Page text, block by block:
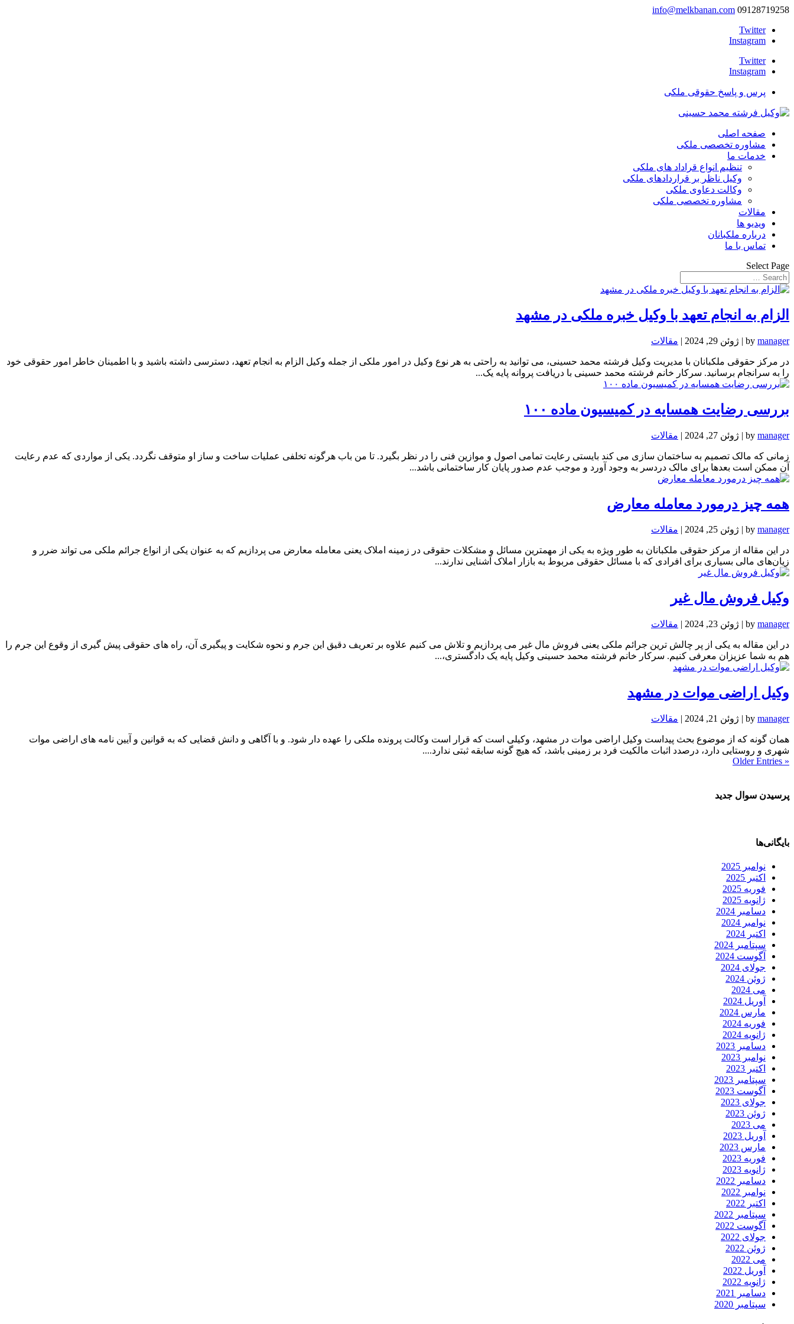
09128719258
info@melkbanan.com
Twitter
Instagram
Twitter
Instagram
پرس و پاسخ حقوقی ملکی
صفحه اصلی
مشاوره تخصصی ملکی
خدمات ما
تنظیم انواع قراداد های ملکی
وکیل ناظر بر قراردادهای ملکی
وکالت دعاوی ملکی
مشاوره تخصصی ملکی
مقالات
ویدیو ها
درباره ملکبانان
تماس با ما
Select Page
الزام به انجام تعهد با وکیل خبره ملکی در مشهد
by manager
| ژوئن 29, 2024 | مقالات
در مرکز حقوقی ملکبانان با مدیریت وکیل فرشته محمد حسینی، می توانید به راحتی به هر نوع وکیل در امور ملکی از جمله وکیل الزام به انجام تعهد، دسترسی داشته باشید و با اطمینان خاطر امور حقوقی خود
را به سرانجام برسانید. سرکار خانم فرشته محمد حسینی با دریافت پروانه پایه یک...
بررسی رضایت همسایه در کمیسیون ماده ۱۰۰
by manager
| ژوئن 27, 2024 | مقالات
زمانی که مالک تصمیم به ساختمان سازی می کند بایستی رعایت تمامی اصول و موازین فنی را در نظر بگیرد. تا من باب هرگونه تخلفی عملیات ساخت و ساز او متوقف نگردد. یکی از مواردی که عدم رعایت
آن ممکن است بعدها برای مالک دردسر به وجود آورد و موجب عدم صدور پایان کار ساختمانی باشد...
همه چیز درمورد معامله معارض
by manager
| ژوئن 25, 2024 | مقالات
در این مقاله از مرکز حقوقی ملکبانان به طور ویژه به یکی از مهمترین مسائل و مشکلات حقوقی در زمینه املاک یعنی معامله معارض می پردازیم که به عنوان یکی از انواع جرائم ملکی می تواند ضرر و
زیان‌های مالی بسیاری برای افرادی که با مسائل حقوقی مربوط به بازار املاک آشنایی ندارند...
وکیل فروش مال غیر
by manager
| ژوئن 23, 2024 | مقالات
در این مقاله به یکی از پر چالش ترین جرائم ملکی یعنی فروش مال غیر می پردازیم و تلاش می کنیم علاوه بر تعریف دقیق این جرم و نحوه شکایت و پیگیری آن، راه های حقوقی پیش گیری از وقوع این جرم را
هم به شما عزیزان معرفی کنیم. سرکار خانم فرشته محمد حسینی وکیل پایه یک دادگستری،...
وکیل اراضی موات در مشهد
by manager
| ژوئن 21, 2024 | مقالات
همان گونه که از موضوع بحث پیداست وکیل اراضی موات در مشهد، وکیلی است که قرار است وکالت پرونده ملکی را عهده دار شود. و با آگاهی و دانش قضایی که به قوانین و آیین نامه های اراضی موات
شهری و روستایی دارد، درصدد اثبات مالکیت فرد بر زمینی باشد، که هیچ گونه سابقه ثبتی ندارد....
« Older Entries
پرسیدن سوال جدید
بایگانی‌ها
نوامبر 2025
اکتبر 2025
فوریه 2025
ژانویه 2025
دسامبر 2024
نوامبر 2024
اکتبر 2024
سپتامبر 2024
آگوست 2024
جولای 2024
ژوئن 2024
می 2024
آوریل 2024
مارس 2024
فوریه 2024
ژانویه 2024
دسامبر 2023
نوامبر 2023
اکتبر 2023
سپتامبر 2023
آگوست 2023
جولای 2023
ژوئن 2023
می 2023
آوریل 2023
مارس 2023
فوریه 2023
ژانویه 2023
دسامبر 2022
نوامبر 2022
اکتبر 2022
سپتامبر 2022
آگوست 2022
جولای 2022
ژوئن 2022
می 2022
آوریل 2022
ژانویه 2022
دسامبر 2021
سپتامبر 2020